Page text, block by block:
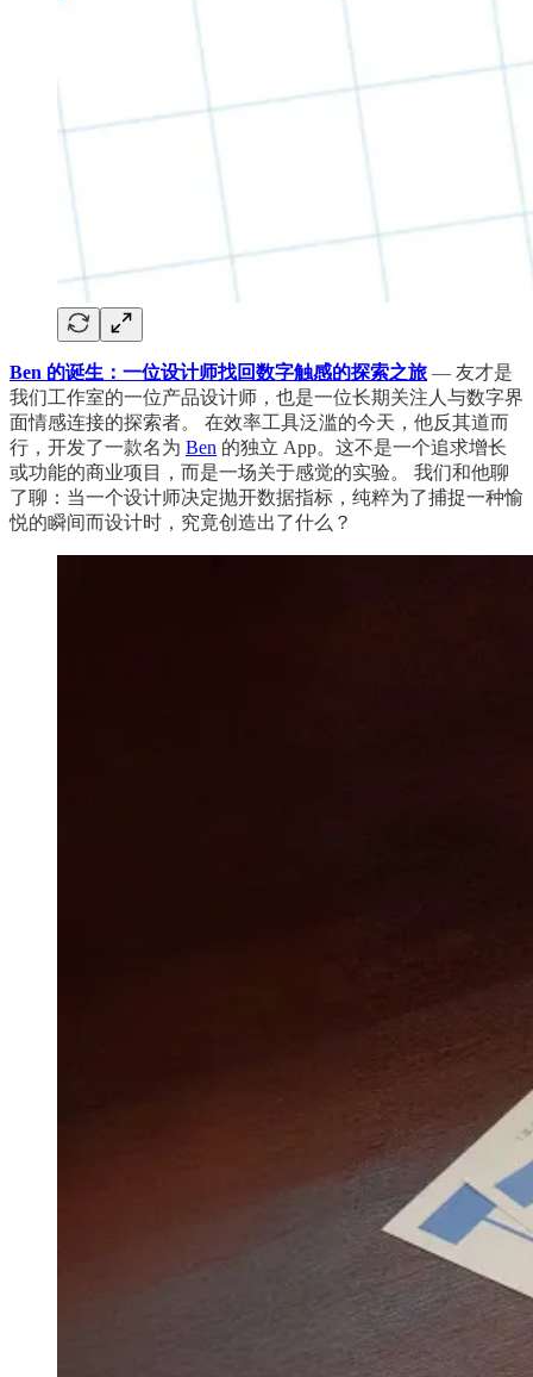
Ben 的诞生：一位设计师找回数字触感的探索之旅 — 友才是
我们工作室的一位产品设计师，也是一位长期关注人与数字界
面情感连接的探索者。 在效率工具泛滥的今天，他反其道而
行，开发了一款名为 Ben 的独立 App。这不是一个追求增长
或功能的商业项目，而是一场关于感觉的实验。 我们和他聊
了聊：当一个设计师决定抛开数据指标，纯粹为了捕捉一种愉
悦的瞬间而设计时，究竟创造出了什么？